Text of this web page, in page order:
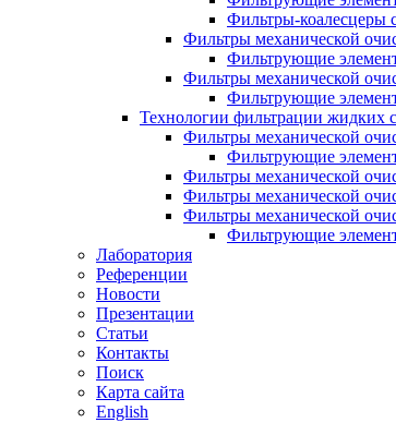
Фильтры-коалесцеры
Фильтры механической
Фильтрующие
Фильтры механической
Фильтрующие
Технологии фильтрации жидких
Фильтры механической
Фильтрующие
Фильтры механической
Фильтры механической
Фильтры механической
Фильтрующие
Лаборатория
Референции
Новости
Презентации
Статьи
Контакты
Поиск
Карта сайта
English